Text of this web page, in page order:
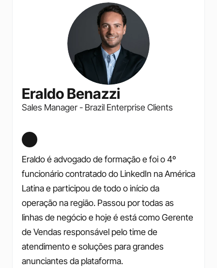
Eraldo Benazzi
Sales Manager - Brazil Enterprise Clients
Eraldo é advogado de formação e foi o 4º
funcionário contratado do LinkedIn na América
Latina e participou de todo o início da
operação na região. Passou por todas as
linhas de negócio e hoje é está como Gerente
de Vendas responsável pelo time de
atendimento e soluções para grandes
anunciantes da plataforma.